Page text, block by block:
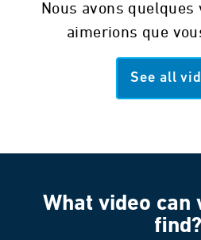
Nous avons quelques
aimerions que
See all
What video can
find?